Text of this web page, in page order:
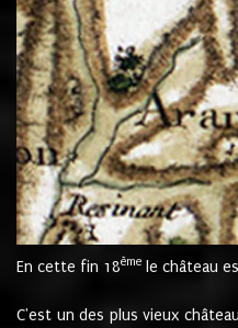
En cette fin 18ème le château
C'est un des plus vieux